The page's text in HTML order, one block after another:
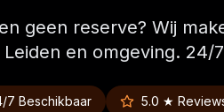
geen reserve? Wij
Leiden en omgeving. 24/
7 Beschikbaar 5.0 ★